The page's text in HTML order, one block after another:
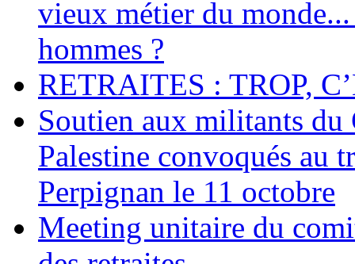
vieux métier du
hommes ?
RETRAITES : TROP,
Soutien aux militants
Palestine convoqués au
Perpignan le 11 octobre
Meeting unitaire du